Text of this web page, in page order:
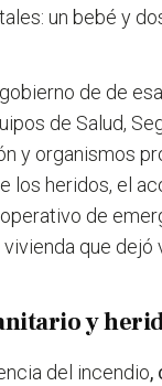
un bebé y
de de
de Salud,
y organismos
los heridos, el
de
que dejó
y
del incendio,